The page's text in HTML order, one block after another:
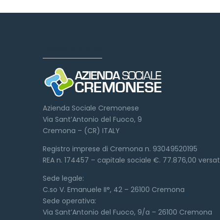
Azienda Sociale Cremonese
Via Sant’Antonio del Fuoco, 9
Cremona – (CR) ITALY
Registro imprese di Cremona n. 93049520195
REA n. 174457 – capitale sociale €. 77.876,00
Sede legale:
C.so V. Emanuele II°, 42 – 26100 Cremona
Sede operativa:
Via Sant’Antonio del Fuoco, 9/a – 26100 Cremona